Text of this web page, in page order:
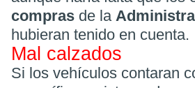
compras de la
hubieran tenido en cuenta.
Mal calzados
Si los vehículos contaran